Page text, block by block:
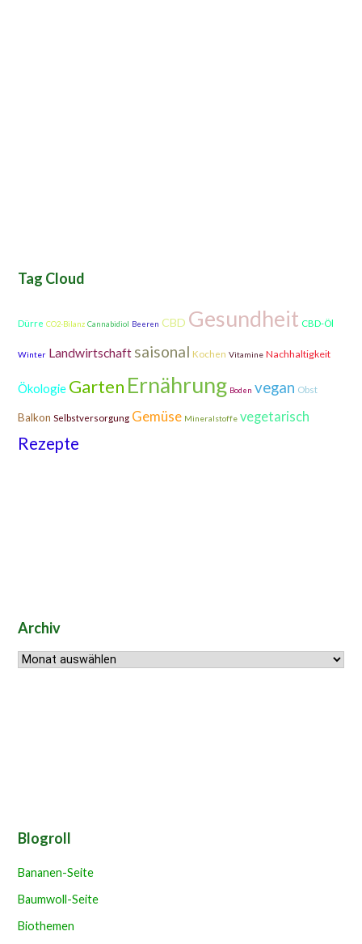
Tag Cloud
Dürre CO2-Bilanz Cannabidiol Beeren CBD Gesundheit CBD-Öl
Winter Landwirtschaft saisonal Kochen Vitamine Nachhaltigkeit
Ökologie Garten Ernährung Boden vegan Obst
Balkon Selbstversorgung Gemüse Mineralstoffe vegetarisch
Rezepte
Archiv
Archiv
Blogroll
Bananen-Seite
Baumwoll-Seite
Biothemen